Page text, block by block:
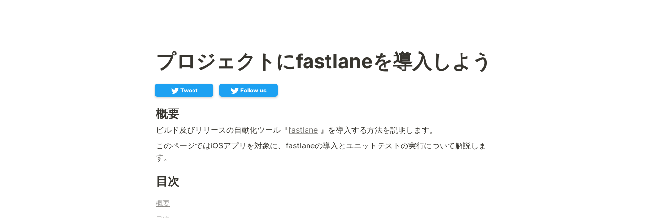
プロジェクトにfastlaneを導入しよう
Tweet Follow us
概要
ビルド及びリリースの自動化ツール 『fastlane 』を導入する方法を説明します。
このページではiOSアプリを対象に、fastlaneの導入とユニットテストの実行について解説しま
す。
目次
概要